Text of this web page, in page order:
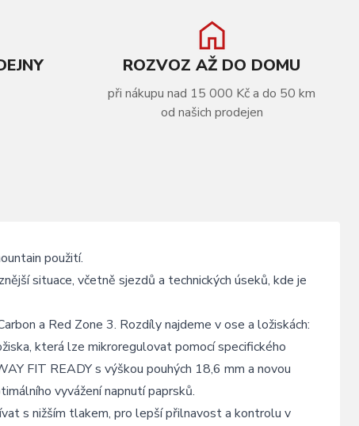
ROZVOZ AŽ DO DOMU
při nákupu nad 15 000 Kč a do 50 km
od našich prodejen
použití.
situace, včetně sjezdů a technických úseků, kde je
a Red Zone 3. Rozdíly najdeme v ose a ložiskách:
která lze mikroregulovat pomocí specifického
FIT READY s výškou pouhých 18,6 mm a novou
vyvážení napnutí paprsků.
s nižším tlakem, pro lepší přilnavost a kontrolu v